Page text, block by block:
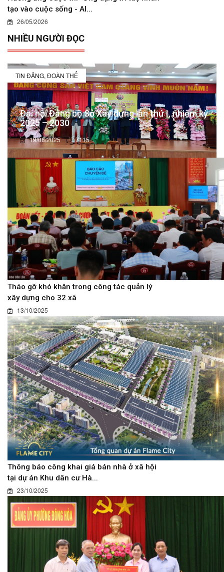
tạo vào cuộc sống - AI...
26/05/2026
NHIỀU NGƯỜI ĐỌC
TIN ĐẢNG, ĐOÀN THỂ
Đại hội Đảng bộ Sở Xây dựng lần thứ I, nhiệm kỳ
2025 – 2030
19/08/2025 7115
Tháo gỡ khó khăn trong công tác quản lý
xây dựng cho 32 xã
13/10/2025
Thông báo công khai giá bán nhà ở xã hội
tại dự án Khu dân cư Hà...
23/10/2025